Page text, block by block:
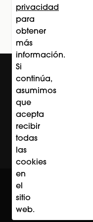
privacidad
para
obtener
más
información.
Si
continúa,
asumimos
que
acepta
recibir
todas
las
cookies
en
el
sitio
web.